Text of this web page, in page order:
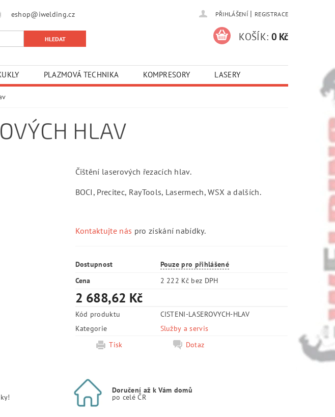
eshop@iwelding.cz PŘIHLÁŠENÍ | REGISTRACE
KOŠÍK: 0 Kč
PLAZMOVÁ TECHNIKA KOMPRESORY
LASERY
HLAV
Čištění laserových řezacích hlav.
BOCI, Precitec, RayTools, Lasermech, WSX a dalších.
Kontaktujte nás pro získání nabídky.
Dostupnost
Pouze pro přihlášené
Cena
2 222 Kč bez DPH
2 688,62 Kč
Kód produktu
CISTENI-LASEROVYCH-HLAV
Kategorie
Služby a servis
Tisk
Dotaz
Doručení až k Vám domů
po celé ČR